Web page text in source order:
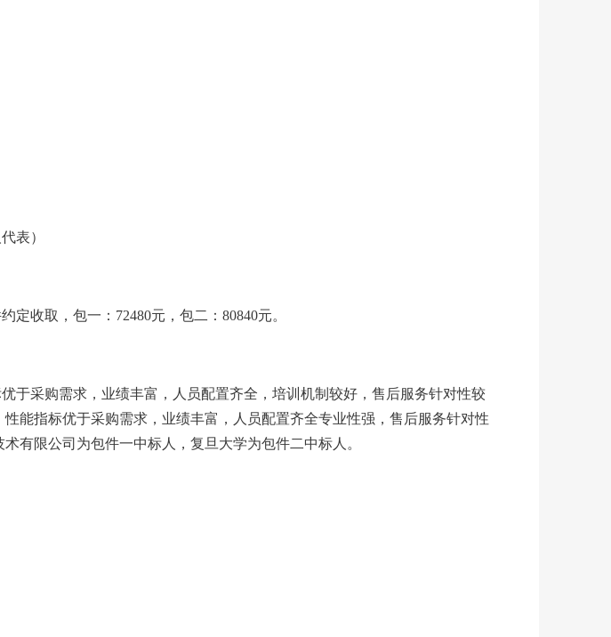
表）
收取，包一：72480元，包二：80840元。
于采购需求，业绩丰富，人员配置齐全，培训机制较好，售后服务针对性较
能指标优于采购需求，业绩丰富，人员配置齐全专业性强，售后服务针对性
有限公司为包件一中标人，复旦大学为包件二中标人。